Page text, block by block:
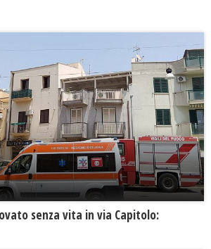
senza vita in via Capitolo: